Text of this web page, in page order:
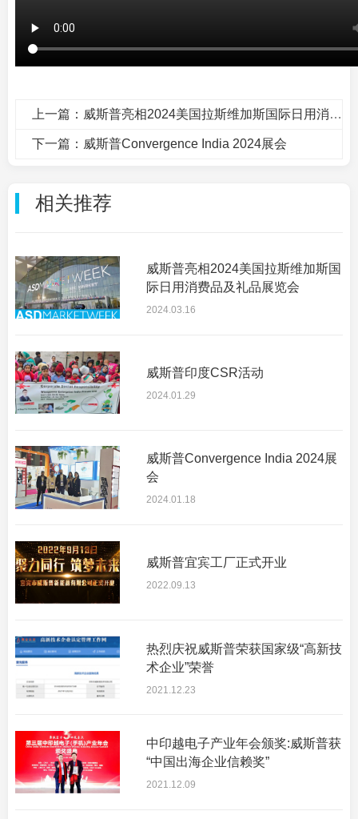
上一篇：威斯普亮相2024美国拉斯维加斯国际日用消费品及礼品展览会
下一篇：威斯普Convergence India 2024展会
相关推荐
威斯普亮相2024美国拉斯维加斯国
际日用消费品及礼品展览会
2024.03.16
威斯普印度CSR活动
2024.01.29
威斯普Convergence India 2024展
会
2024.01.18
威斯普宜宾工厂正式开业
2022.09.13
热烈庆祝威斯普荣获国家级“高新技
术企业”荣誉
2021.12.23
中印越电子产业年会颁奖:威斯普获
“中国出海企业信赖奖”
2021.12.09